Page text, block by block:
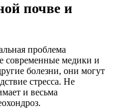
почве и
проблема
современные медики и
болезни, они могут
стресса. Не
и весьма